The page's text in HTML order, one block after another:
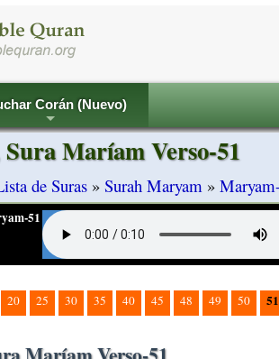
+
Corán (Nuevo)
Maríam Verso-51
de Suras » Surah Maryam »
51
20 25 30 35 40 45 48 49 50 51